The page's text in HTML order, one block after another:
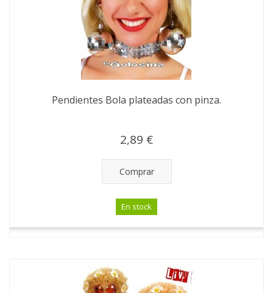
Pendientes Bola plateadas con pinza.
2,89 €
Comprar
En stock